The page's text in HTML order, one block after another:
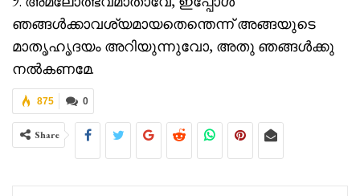
ഞങ്ങൾക്കാവശ്യമായതെന്തെന്ന് അങ്ങയുടെ
മാതൃഹൃദയം അറിയുന്നുവോ, അതു ഞങ്ങൾക്കു
നൽകണമേ.
0
875
Share